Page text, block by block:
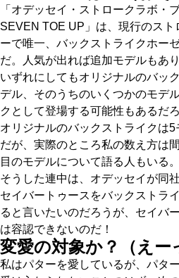
「オデッセイ・ストロークラボ・
SEVEN TOE UP」は、現行のスト
ーで唯一、バックストライクホー
だ。人気が出れば追加モデルもあり
いずれにしてもオリジナルのバッ
デル、そのうちのいくつかのモデ
クとして登場する可能性もあるだろ
オリジナルのバックストライクは
だが、実際のところ私の数え方は
目のモデルについて語る人もいる。
そうした連中は、オデッセイが同
セイバートゥースをバックストラ
ると言いたいのだろうが、セイバ
は容認できないのだ！
変愛の対象か？（えー
私はパターを愛しているが、パタ